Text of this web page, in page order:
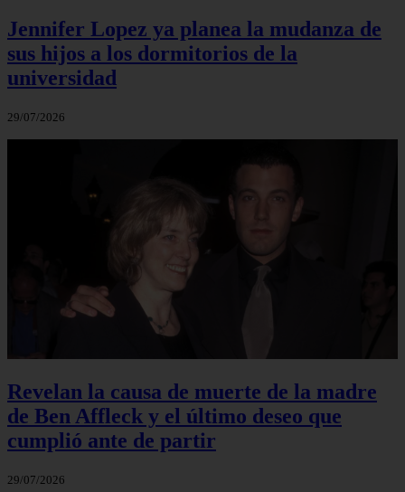
Jennifer Lopez ya planea la mudanza de
sus hijos a los dormitorios de la
universidad
29/07/2026
Revelan la causa de muerte de la madre
de Ben Affleck y el último deseo que
cumplió ante de partir
29/07/2026